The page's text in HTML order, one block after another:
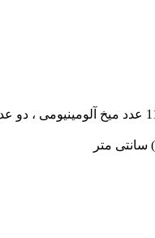
4 عدد طناب ، 11 عدد میخ آلومینیومی ، دو عدد